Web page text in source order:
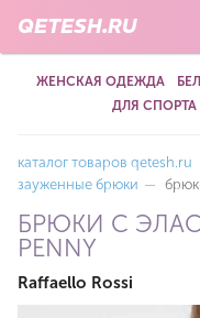
QETESH.RU
ЖЕНСКАЯ ОДЕЖДА
ДЛЯ СПОРТА
каталог товаров qetesh.ru
зауженные брюки —
БРЮКИ С
PENNY
Raffaello Rossi